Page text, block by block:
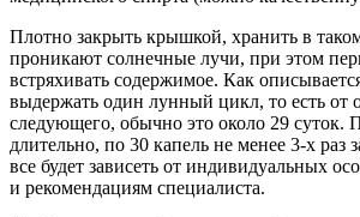
Плотно закрыть крышкой, хранить в
проникают солнечные лучи, при этом
встряхивать содержимое. Как
выдержать один лунный цикл, то есть от
следующего, обычно это около 29 суток.
длительно, по 30 капель не менее 3-х раз
все будет зависеть от индивидуальных
и рекомендациям специалиста.